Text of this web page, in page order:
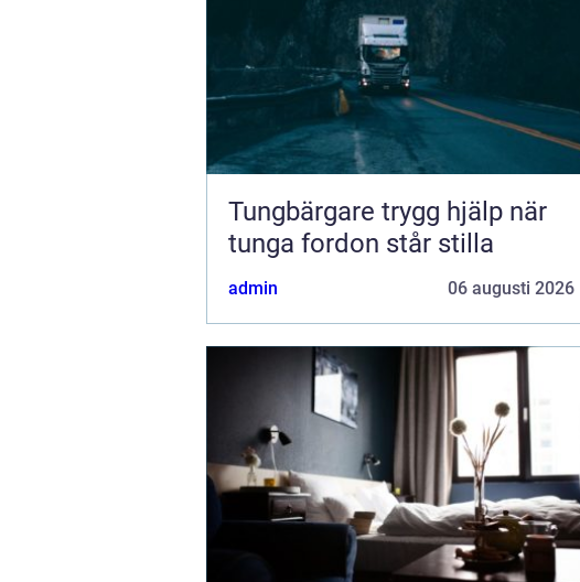
Tungbärgare trygg hjälp när
tunga fordon står stilla
admin 06 augusti 2026